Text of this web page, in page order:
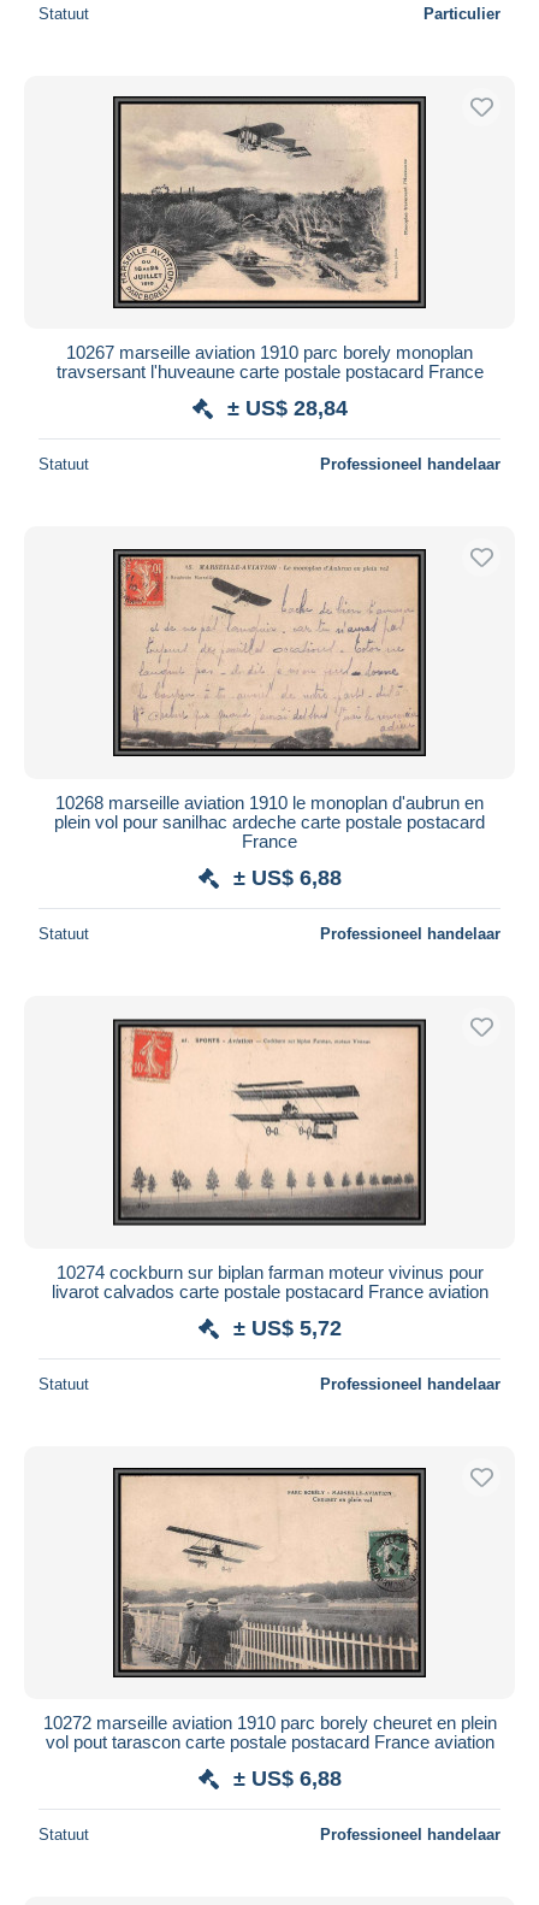
Statuut Particulier
10267 marseille aviation 1910 parc borely monoplan
travsersant l'huveaune carte postale postacard France
± US$ 28,84
Statuut Professioneel handelaar
10268 marseille aviation 1910 le monoplan d'aubrun en
plein vol pour sanilhac ardeche carte postale postacard
France
± US$ 6,88
Statuut Professioneel handelaar
10274 cockburn sur biplan farman moteur vivinus pour
livarot calvados carte postale postacard France aviation
± US$ 5,72
Statuut Professioneel handelaar
10272 marseille aviation 1910 parc borely cheuret en plein
vol pout tarascon carte postale postacard France aviation
± US$ 6,88
Statuut Professioneel handelaar